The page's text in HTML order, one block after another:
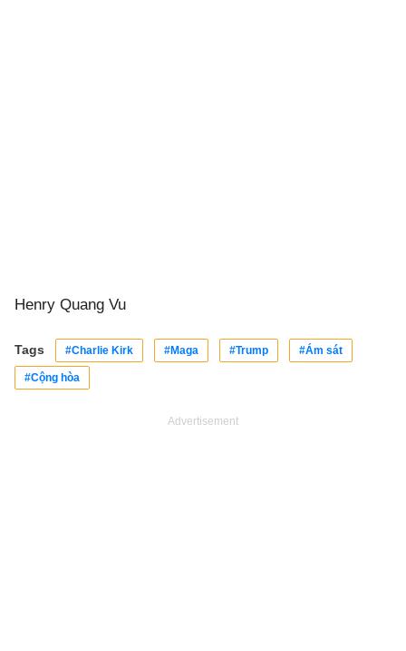
Henry Quang Vu
Tags #Charlie Kirk #Maga #Trump #Ám sát
#Cộng hòa
Advertisement